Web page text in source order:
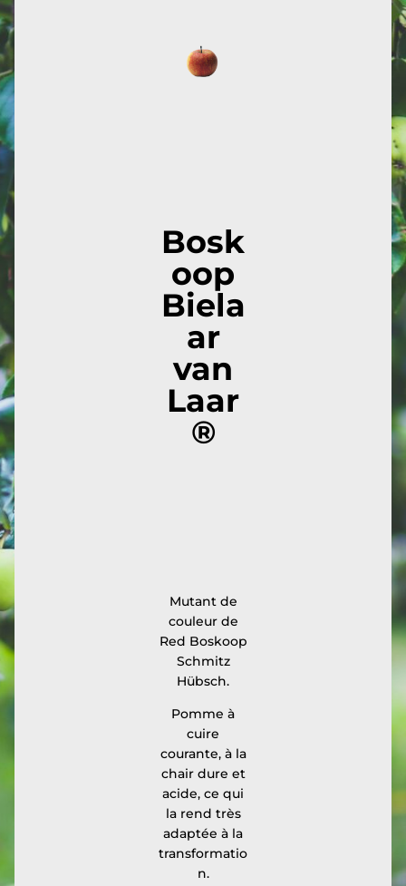
Bosk
oop
Biela
ar
van
Laar
®
Mutant de
couleur de
Red Boskoop
Schmitz
Hübsch.
Pomme à
cuire
courante, à la
chair dure et
acide, ce qui
la rend très
adaptée à la
transformatio
n.